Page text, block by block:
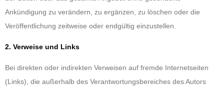
Ankündigung zu verändern, zu ergänzen, zu löschen oder die
Veröffentlichung zeitweise oder endgültig einzustellen.
2. Verweise und Links
Bei direkten oder indirekten Verweisen auf fremde Internetseiten
(Links), die außerhalb des Verantwortungsbereiches des Autors